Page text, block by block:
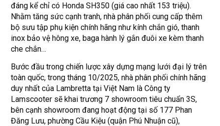
đáng kể chỉ có Honda SH350 (giá cao nhất 153 triệu).
Nhằm tăng sức cạnh tranh, nhà phân phối cung cấp thêm
bộ sưu tập phụ kiện chính hãng như kính chắn gió, thanh
inox bảo vệ hông xe, baga hành lý gắn đuôi xe kèm thanh
che chắn…
Bước đầu trong chiến lược xây dựng mạng lưới đại lý trên
toàn quốc, trong tháng 10/2025, nhà phân phối chính hãng
duy nhất của Lambretta tại Việt Nam là Công ty
Lamscooter sẽ khai trương 7 showroom tiêu chuẩn 3S,
bên cạnh showroom đang hoạt động tại số 177 Phan
Đăng Lưu, phường Cầu Kiệu (quận Phú Nhuận cũ),